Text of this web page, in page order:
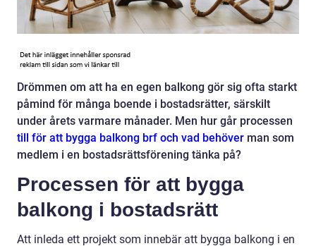
Drömmen om att ha en egen balkong gör sig ofta starkt
påmind för många boende i bostadsrätter, särskilt
under årets varmare månader. Men hur går processen
till för att bygga balkong brf och vad behöver man som
medlem i en bostadsrättsförening tänka på?
Processen för att bygga
balkong i bostadsrätt
Att inleda ett projekt som innebär att bygga balkong i en